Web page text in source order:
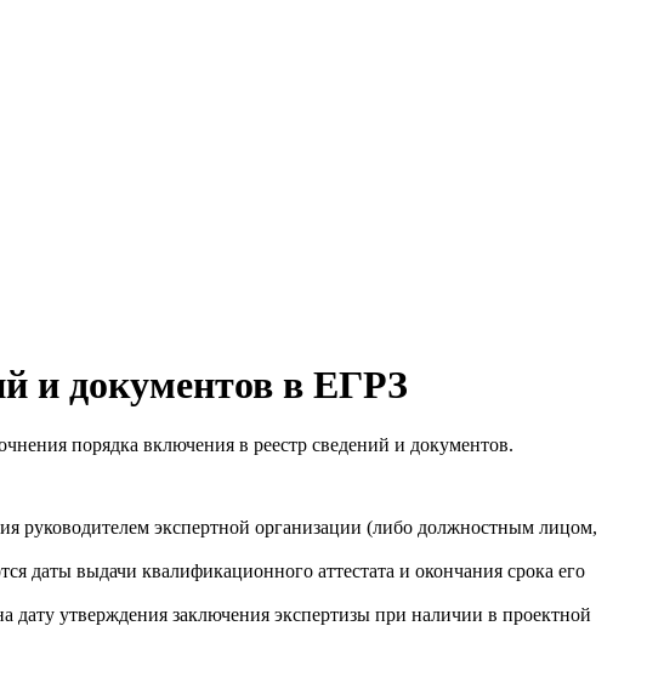
и документов в ЕГРЗ
порядка включения в реестр сведений и документов.
руководителем экспертной организации (либо должностным лицом,
даты выдачи квалификационного аттестата и окончания срока его
дату утверждения заключения экспертизы при наличии в проектной